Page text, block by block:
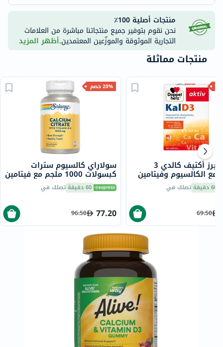
منتجات أصلية 100٪
نحن نقوم بتوفير جميع منتجاتنا مباشرة من العلامات
التجارية الموثوقة والموزّعين المعتمدين.أظهر المزيد
منتجات مماثلة
20% خصم
سولاراي كالسيوم سترات
كبسولات 1000 ملجم مع فيتامين
D3 حزمه من 90 60 دقيقة تصلك في
77.20
96.50
دوبل هيرز أكتيف كالدي 3
مع الكالسيوم وفيتامين
د لعظام وعضلات
قوية حزمة من 30
60 دقيقة تصلك في
69.50